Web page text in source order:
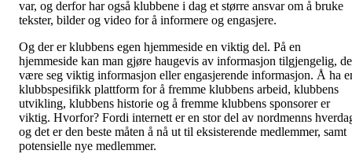
var, og derfor har også klubbene i dag et større ansvar om å bruke
tekster, bilder og video for å informere og engasjere.
Og der er klubbens egen hjemmeside en viktig del. På en
hjemmeside kan man gjøre haugevis av informasjon tilgjengelig,
være seg viktig informasjon eller engasjerende informasjon. Å ha
klubbspesifikk plattform for å fremme klubbens arbeid, klubbens
utvikling, klubbens historie og å fremme klubbens sponsorer er
viktig. Hvorfor? Fordi internett er en stor del av nordmenns
og det er den beste måten å nå ut til eksisterende medlemmer, samt
potensielle nye medlemmer.